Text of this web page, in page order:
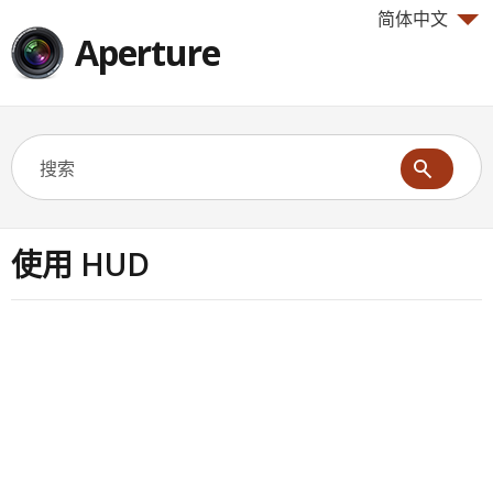
简体中文
Aperture
使用 HUD